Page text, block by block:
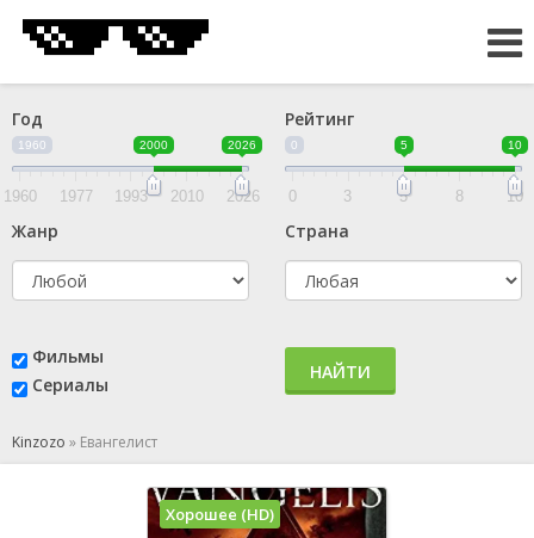
Год
1960 2000 2026
1960 1977 1993 2010 2026
Рейтинг
0 5 10
0 3 5 8 10
Жанр Страна
Фильмы
Сериалы
НАЙТИ
Kinzozo » Евангелист
Хорошее (HD)